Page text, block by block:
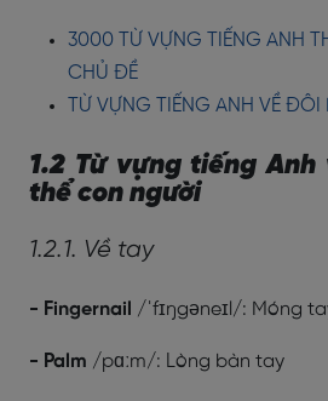
3000 TỪ VỰNG TIẾNG ANH
CHỦ ĐỀ
TỪ VỰNG TIẾNG ANH VỀ ĐÔI
1.2 Từ vựng tiếng
thể con người
1.2.1. Về tay
- Fingernail /ˈfɪŋgəneɪl/: Móng
- Palm /pɑːm/: Lòng bàn tay